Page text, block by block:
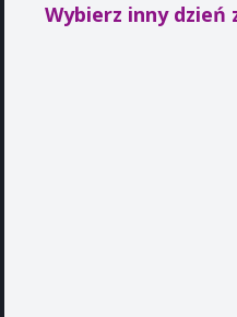
Wybierz inny dzień